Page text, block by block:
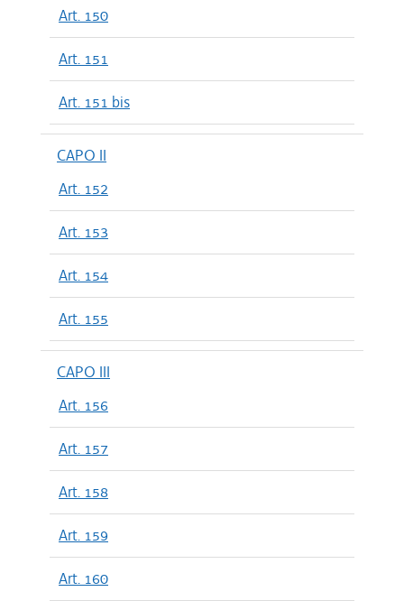
Art. 150
Art. 151
Art. 151 bis
CAPO II
Art. 152
Art. 153
Art. 154
Art. 155
CAPO III
Art. 156
Art. 157
Art. 158
Art. 159
Art. 160